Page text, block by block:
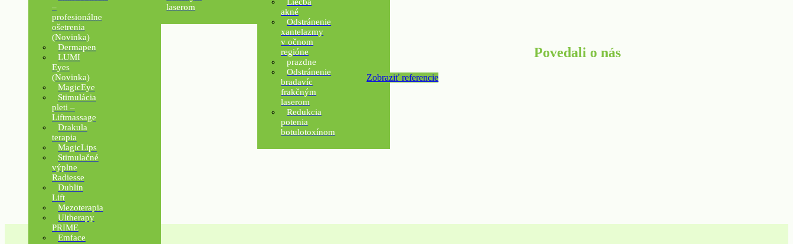
–
profesionálne
ošetrenia
(Novinka)
Dermapen
LUMI
Eyes
(Novinka)
MagicEye
Stimulácia
pleti –
Liftmassage
Drakula
terapia
MagicLips
Stimulačné
výplne
Radiesse
Dublin
Lift
Mezoterapia
Ultherapy
PRIME
Emface
laserom
akné
Odstránenie
xantelazmy
v očnom
regióne
prazdne
Odstránenie
bradavíc
frakčným
laserom
Redukcia
potenia
botulotoxínom
Povedali o nás
Zobraziť referencie